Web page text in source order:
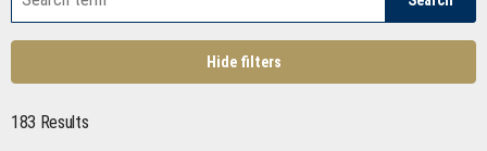
Hide filters
183 Results